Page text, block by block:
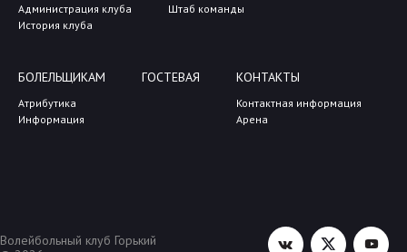
Администрация клуба
История клуба
Штаб команды
БОЛЕЛЬЩИКАМ
Атрибутика
Информация
ГОСТЕВАЯ КОНТАКТЫ
Контактная информация
Арена
Волейбольный клуб Горький